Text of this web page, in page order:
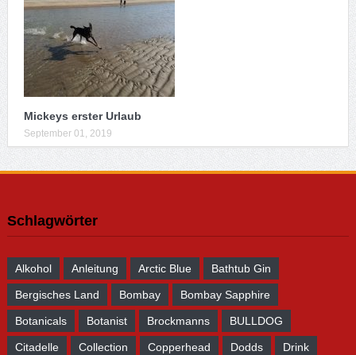
Mickeys erster Urlaub
September 01, 2019
Schlagwörter
Alkohol Anleitung Arctic Blue Bathtub Gin
Bergisches Land Bombay Bombay Sapphire
Botanicals Botanist Brockmanns BULLDOG
Citadelle Collection Copperhead Dodds Drink